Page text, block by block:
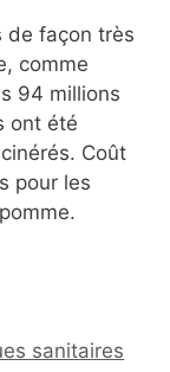
de façon très
comme
94 millions
ont été
Coût
pour les
sanitaires